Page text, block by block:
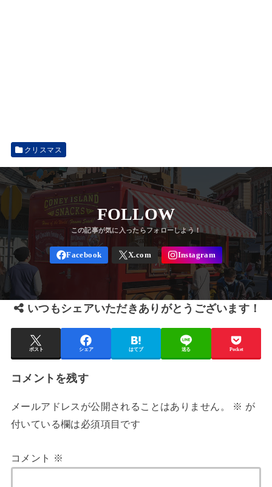
クリスマス
FOLLOW
いつもシェアいただきありがとうございます！
ポスト シェア はてブ 送る Pocket
コメントを残す
メールアドレスが公開されることはありません。 ※ が
付いている欄は必須項目です
コメント ※